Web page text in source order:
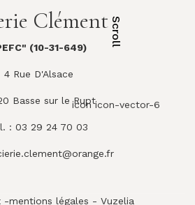
Scroll
icon icon-vector-6
Clément
(10-31-649)
4 Rue D'Alsace
Basse sur le Rupt
: 03 29 24 70 03
-mentions légales - Vuzelia